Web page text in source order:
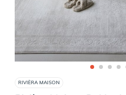
RIVIÈRA MAISON